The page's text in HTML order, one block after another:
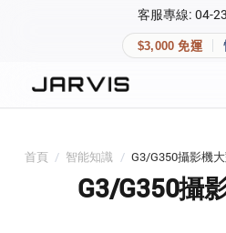
客服專線: 04-
$3,000 免運
首頁 / 智能知識 / G3/G350攝影機
G3/G350攝
快速連結
精品家電
登入後可查看訂單、會員資料與收藏